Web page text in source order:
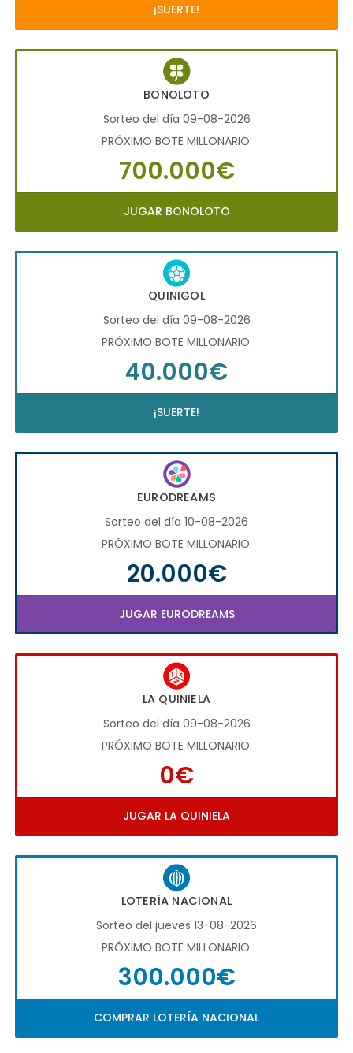
¡SUERTE!
BONOLOTO
Sorteo del día 09-08-2026
PRÓXIMO BOTE MILLONARIO:
700.000€
JUGAR BONOLOTO
QUINIGOL
Sorteo del día 09-08-2026
PRÓXIMO BOTE MILLONARIO:
40.000€
¡SUERTE!
EURODREAMS
Sorteo del día 10-08-2026
PRÓXIMO BOTE MILLONARIO:
20.000€
JUGAR EURODREAMS
LA QUINIELA
Sorteo del día 09-08-2026
PRÓXIMO BOTE MILLONARIO:
0€
JUGAR LA QUINIELA
LOTERÍA NACIONAL
Sorteo del jueves 13-08-2026
PRÓXIMO BOTE MILLONARIO:
300.000€
COMPRAR LOTERÍA NACIONAL